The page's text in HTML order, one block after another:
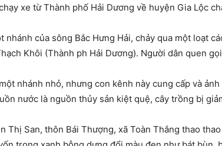
xe từ Thành phố Hải Dương về huyện Gia Lộc
nhánh của sông Bắc Hưng Hải, chảy qua một loạt
Khôi (Thành ph Hải Dương). Người dân quen
nhánh nhỏ, nhưng con kênh này cung cấp và
nước là nguồn thủy sản kiệt quệ, cây trồng bị
Thị San, thôn Bái Thượng, xã Toàn Thắng thao